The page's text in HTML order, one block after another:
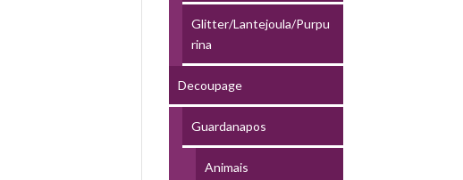
Glitter/Lantejoula/Purpu
rina
Decoupage
Guardanapos
Animais